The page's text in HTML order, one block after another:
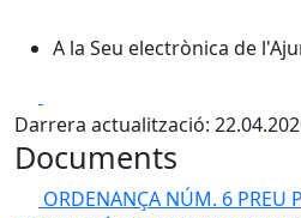
A la Seu electrònica de
Darrera actualització:
Documents
ORDENANÇA NÚM. 6 PREU